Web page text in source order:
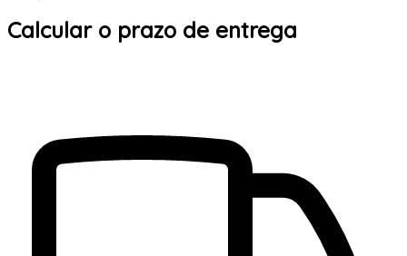
Calcular o prazo de entrega